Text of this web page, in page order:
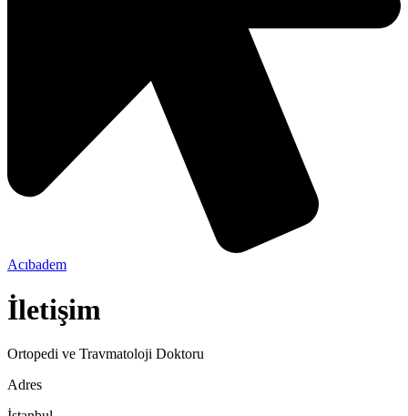
Acıbadem
İletişim
Ortopedi ve Travmatoloji Doktoru
Adres